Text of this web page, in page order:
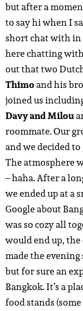
but after a
to say hi when I
short chat with in
here chatting
out that two
Thimoand his
joined us
Davy and Milou
roommate. Our
and we decided
The atmosphere
– haha. After a
we ended up at a
Google about
was so cozy all
would end up,
made the evening
but for sure an
Bangkok. It’s a
food stands